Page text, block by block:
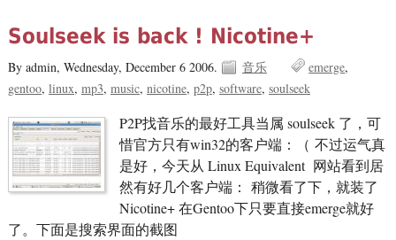
Soulseek is back ! Nicotine+
By admin, Wednesday, December 6 2006. 音乐
emerge
gentoo linux mp3 music nicotine p2p software soulseek
P2P找音乐的最好工具当属 soulseek 了，可
惜官方只有win32的客户端：（ 不过运气真
是好，今天从 Linux Equivalent 网站看到居
然有好几个客户端： 稍微看了下，就装了
Nicotine+ 在Gentoo下只要直接emerge就好
了。下面是搜索界面的截图